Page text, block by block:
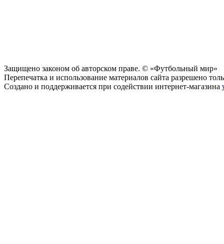
Защищено законом об авторском праве. © «Футбольный мир»
Перепечатка и использование материалов сайта разрешено
Создано и поддерживается при содействии интернет-магазина